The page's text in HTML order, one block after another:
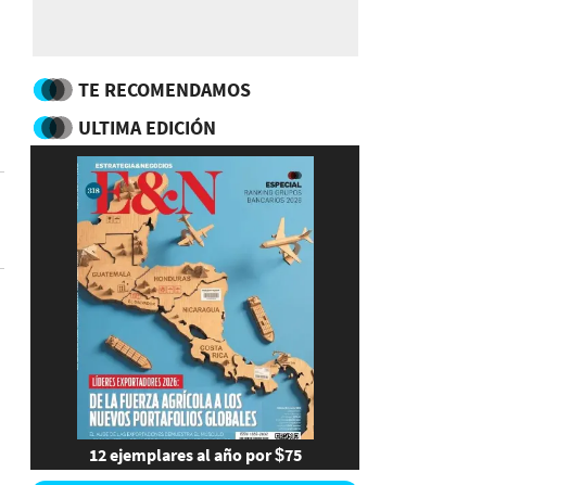
TE RECOMENDAMOS
ULTIMA EDICIÓN
12 ejemplares al año por $75